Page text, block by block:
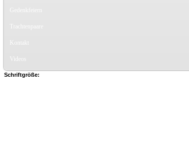
Gedenkfeiern
Trachtenpaare
Kontakt
Videos
Schriftgröße: